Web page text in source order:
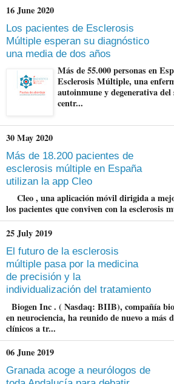
16 June 2020
Los pacientes de Esclerosis
Múltiple esperan su diagnóstico
una media de dos años
Más de 55.000 personas en
Esclerosis Múltiple, una
autoinmune y degenerativa
centr...
30 May 2020
Más de 18.200 pacientes de
esclerosis múltiple en España
utilizan la app Cleo
Cleo , una aplicación móvil dirigida a
los pacientes que conviven con la esclerosis
25 July 2019
El futuro de la esclerosis
múltiple pasa por la medicina
de precisión y la
individualización del tratamiento
Biogen Inc . ( Nasdaq: BIIB), compañía
en neurociencia, ha reunido de nuevo a más
clínicos a tr...
06 June 2019
Granada acoge a neurólogos de